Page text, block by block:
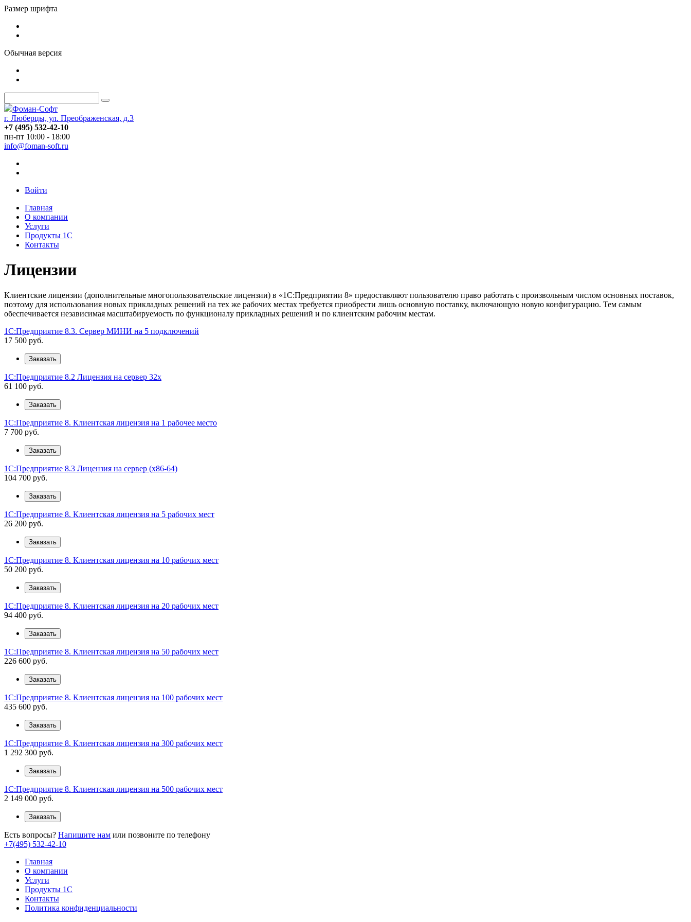
Размер шрифта
Обычная версия
Фоман-Софт
г. Люберцы, ул. Преображенская, д.3
+7 (495) 532-42-10
пн-пт 10:00 - 18:00
info@foman-soft.ru
Войти
Главная
О компании
Услуги
Продукты 1С
Контакты
Лицензии
Клиентские лицензии (дополнительные многопользовательские лицензии) в «1С:Предприятии 8» предоставляют пользователю право работать с произвольным числом основных поставок,
поэтому для использования новых прикладных решений на тех же рабочих местах требуется приобрести лишь основную поставку, включающую новую конфигурацию. Тем самым
обеспечивается независимая масштабируемость по функционалу прикладных решений и по клиентским рабочим местам.
1С:Предприятие 8.3. Сервер МИНИ на 5 подключений
17 500 руб.
Заказать
1С:Предприятие 8.2 Лицензия на сервер 32x
61 100 руб.
Заказать
1С:Предприятие 8. Клиентская лицензия на 1 рабочее место
7 700 руб.
Заказать
1С:Предприятие 8.3 Лицензия на сервер (x86-64)
104 700 руб.
Заказать
1С:Предприятие 8. Клиентская лицензия на 5 рабочих мест
26 200 руб.
Заказать
1С:Предприятие 8. Клиентская лицензия на 10 рабочих мест
50 200 руб.
Заказать
1С:Предприятие 8. Клиентская лицензия на 20 рабочих мест
94 400 руб.
Заказать
1С:Предприятие 8. Клиентская лицензия на 50 рабочих мест
226 600 руб.
Заказать
1С:Предприятие 8. Клиентская лицензия на 100 рабочих мест
435 600 руб.
Заказать
1С:Предприятие 8. Клиентская лицензия на 300 рабочих мест
1 292 300 руб.
Заказать
1С:Предприятие 8. Клиентская лицензия на 500 рабочих мест
2 149 000 руб.
Заказать
Есть вопросы? Напишите нам или позвоните по телефону
+7(495) 532-42-10
Главная
О компании
Услуги
Продукты 1С
Контакты
Политика конфиденциальности